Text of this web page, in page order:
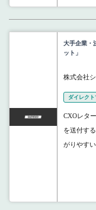
大手企業・
ット」
株式会社
ダイレク
CXOレタ
を送付す
がりやす